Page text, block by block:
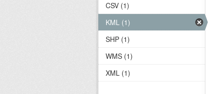
CSV (1)
KML (1)
SHP (1)
WMS (1)
XML (1)